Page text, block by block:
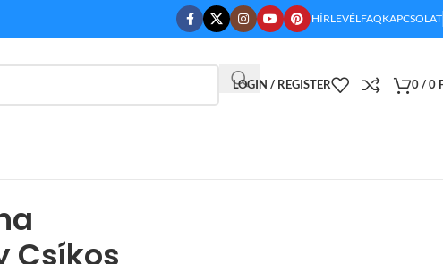
HÍRLEVÉLFAQKAPCSOLAT
LOGIN / REGISTER 0/0
Csíkos